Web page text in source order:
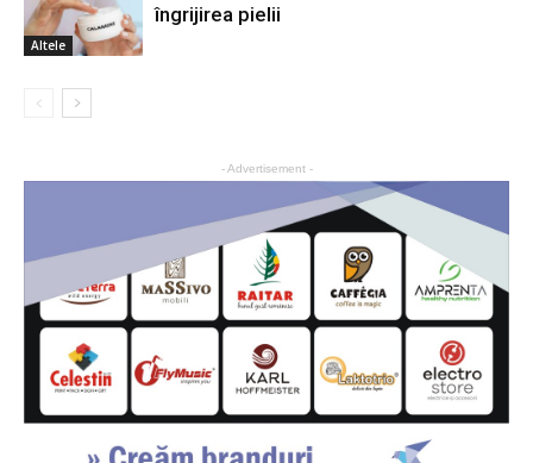
Altele
îngrijirea pielii
- Advertisement -